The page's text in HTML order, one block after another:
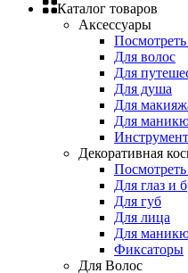
Каталог товаров
Аксессуары
Для волос
Для
Для душа
Для
Для
Декоративная
Для глаз и
Для губ
Для лица
Для
Фиксаторы
Для Волос